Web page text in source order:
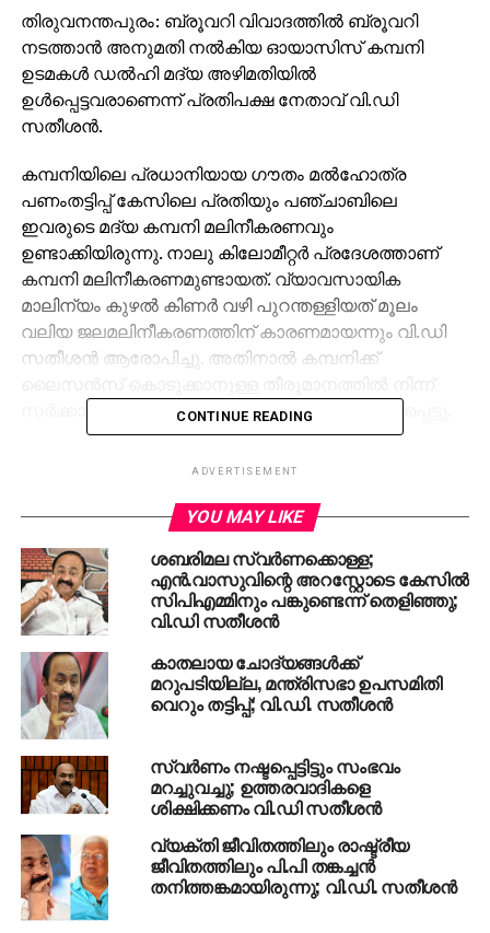
തിരുവനന്തപുരം: ബ്രൂവറി വിവാദത്തില്‍ ബ്രൂവറി
നടത്താന്‍ അനുമതി നല്‍കിയ ഓയാസിസ് കമ്പനി
ഉടമകള്‍ ഡല്‍ഹി മദ്യ അഴിമതിയില്‍
ഉള്‍പ്പെട്ടവരാണെന്ന് പ്രതിപക്ഷ നേതാവ് വി.ഡി
സതീശന്‍.
കമ്പനിയിലെ പ്രധാനിയായ ഗൗതം മല്‍ഹോത്ര
പണംതട്ടിപ്പ് കേസിലെ പ്രതിയും പഞ്ചാബിലെ
ഇവരുടെ മദ്യ കമ്പനി മലിനീകരണവും
ഉണ്ടാക്കിയിരുന്നു. നാലു കിലോമീറ്റര്‍ പ്രദേശത്താണ്
കമ്പനി മലിനീകരണമുണ്ടായത്. വ്യാവസായിക
മാലിന്യം കുഴല്‍ കിണര്‍ വഴി പുറന്തള്ളിയത് മൂലം
വലിയ ജലമലിനീകരണത്തിന് കാരണമായന്നും വി.ഡി
സതീശന്‍ ആരോപിച്ചു. അതിനാല്‍ കമ്പനിക്ക്
സര്‍ക്കാര്‍ പിന്മാറണമെന്നും സതീശന്‍ ആവശ്യപ്പെട്ടു.
മാത്രം മന്ത്രി പറഞ്ഞാല്‍ മതി. കഞ്ചിക്കോട് ഈ മദ്യ
നിര്‍മാണശാല നിര്‍മിക്കാന്‍ സമ്മതിക്കില്ലെന്നും വി.ഡി
സതീശന്‍ പറഞ്ഞു.
പാലക്കാട് ഗുരുതരമായ കുടിവെള്ള പ്രതിസന്ധിയുണ്ട്.
നേരത്തെ നയപരമായി തീരുമാനമെടുത്തത് എഥനോള്‍
പ്ലാന്റിന്റെ കാര്യത്തില്‍ മാത്രമാണ്. ഇഷ്ടക്കാര്‍ക്ക്
ഇതൊക്കെ ദാനം ചെയ്യാന്‍ കഴിയുമോയെന്നും
സതീശന്‍ ചോദിച്ചു. ലൈസന്‍സ് കൊടുക്കാനുള്ള
തീരുമാനത്തില്‍ നിന്ന് സര്‍ക്കാര്‍ പിന്മാറണം.
പ്ലാന്റുമായി മുന്നോട്ടു പോയാല്‍ കോണ്‍ഗ്രസ്
സമരവുമായി ഇറങ്ങുമെന്നും സതീശന്‍ കൂട്ടിച്ചേര്‍ത്തു.
RELATED TOPICS:
BREWERY CONTROVERSY
BREWERY KANCHIKODE
OPPOSITION LEADER
VD SATHEESAN
CONTINUE READING
ADVERTISEMENT
YOU MAY LIKE
ശബരിമല സ്വര്‍ണക്കൊള്ള;
എന്‍.വാസുവിന്റെ അറസ്റ്റോടെ കേസില്‍
സിപിഎമ്മിനും പങ്കുണ്ടെന്ന് തെളിഞ്ഞു;
വി.ഡി സതീശന്‍
കാതലായ ചോദ്യങ്ങൾക്ക്
മറുപടിയില്ല, മന്ത്രിസഭാ ഉപസമിതി
വെറും തട്ടിപ്പ്; വി.ഡി. സതീശൻ
സ്വര്‍ണം നഷ്ടപ്പെട്ടിട്ടും സംഭവം
മറച്ചുവച്ചു; ഉത്തരവാദികളെ
ശിക്ഷിക്കണം വി.ഡി സതീശന്‍
വ്യക്തി ജീവിതത്തിലും രാഷ്ട്രീയ
ജീവിതത്തിലും പി.പി തങ്കച്ചന്‍
തനിത്തങ്കമായിരുന്നു; വി.ഡി. സതീശന്‍